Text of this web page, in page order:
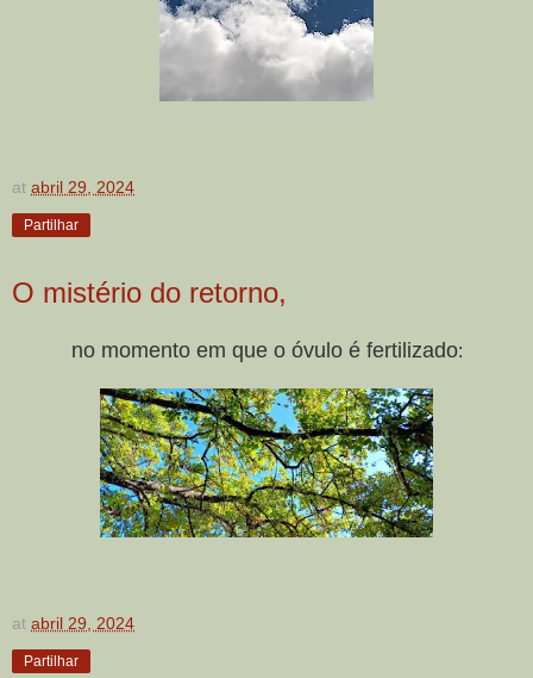
at abril 29, 2024
Partilhar
O mistério do retorno,
no momento em que o óvulo é fertilizado:
at abril 29, 2024
Partilhar